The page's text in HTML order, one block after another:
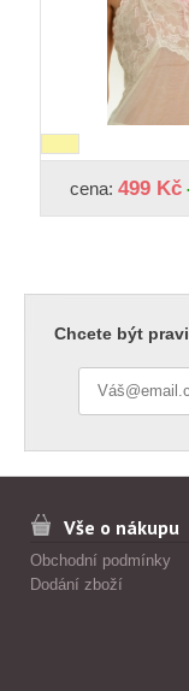
cena: 499 Kč
Chcete být
Vše o nákupu
Obchodní podmínky
Dodání zboží